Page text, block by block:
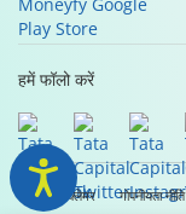
हमें फॉलो करें
लीगल डिसक्लेमर गोपनीयता नीति